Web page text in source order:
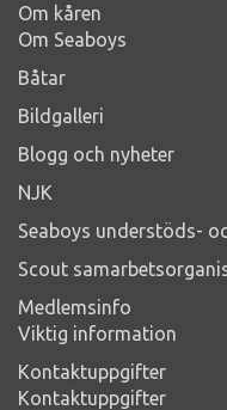
Om kåren
Om Seaboys
Båtar
Bildgalleri
Blogg och nyheter
NJK
Seaboys understöds-
Scout
Medlemsinfo
Viktig information
Kontaktuppgifter
Kontaktuppgifter